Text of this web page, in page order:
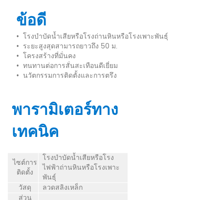
ข้อดี
• โรงบำบัดน้ำเสียหรือโรงถ่านหินหรือโรงเพาะพันธุ์
• ระยะสูงสุดสามารถยาวถึง 50 ม.
• โครงสร้างที่มั่นคง
• ทนทานต่อการสั่นสะเทือนดีเยี่ยม
• นวัตกรรมการติดตั้งและการตรึง
พารามิเตอร์ทาง
เทคนิค
ไซต์การ
ติดตั้ง
โรงบำบัดน้ำเสียหรือโรง
ไฟฟ้าถ่านหินหรือโรงเพาะ
พันธุ์
วัสดุ
ลวดสลิงเหล็ก